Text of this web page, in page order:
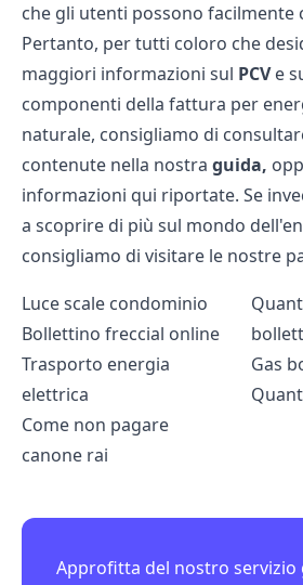
che gli utenti possono facilmente
Pertanto, per tutti coloro che
maggiori informazioni sul PCVe
componenti della fattura per
naturale, consigliamo di
contenute nella nostra guida,
informazioni qui riportate. Se
a scoprire di più sul mondo
consigliamo di visitare le nostre
Luce scale condominio
Bollettino freccial online
Trasporto energia
elettrica
Come non pagare
canone rai
Gas
Approfitta del nostro servizio